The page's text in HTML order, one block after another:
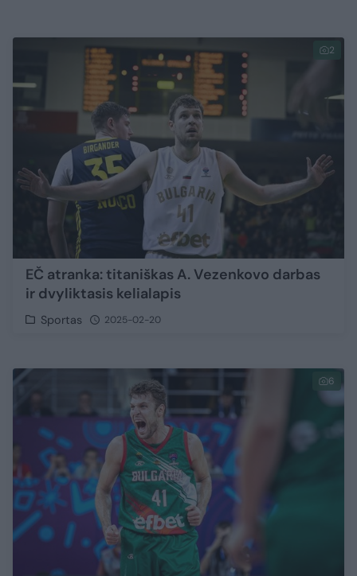
2
EČ atranka: titaniškas A. Vezenkovo darbas
ir dvyliktasis kelialapis
Sportas 2025-02-20
6